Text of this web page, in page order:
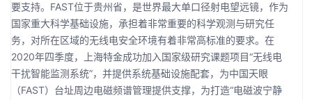
要支持。FAST位于贵州省，是世界最大单口径射电望远镜，作为
国家重大科学基础设施，承担着非常重要的科学观测与研究任
务，对所在区域的无线电安全环境有着非常高标准的要求。在
2020年四季度，上海特金成功加入国家级研究课题项目“无线电
干扰智能监测系统”，并提供系统基础设施配套，为中国天眼
（FAST）台址周边电磁频谱管理提供支撑，为打造“电磁波宁静